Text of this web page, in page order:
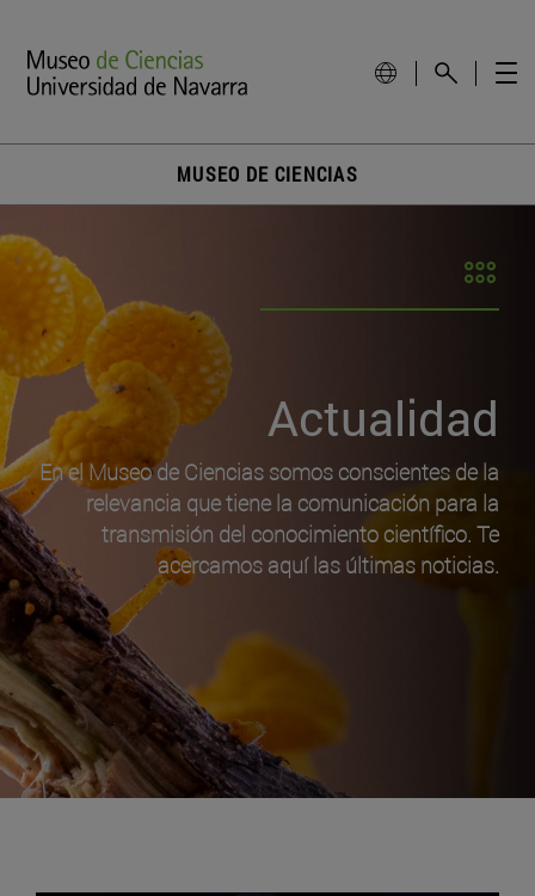
MUSEO DE CIENCIAS
Actualidad
En el Museo de Ciencias somos conscientes de la
relevancia que tiene la comunicación para la
transmisión del conocimiento científico. Te
acercamos aquí las últimas noticias.